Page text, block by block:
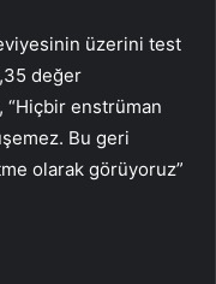
üzerini test
değer
“Hiçbir enstrüman
Bu geri
olarak görüyoruz”